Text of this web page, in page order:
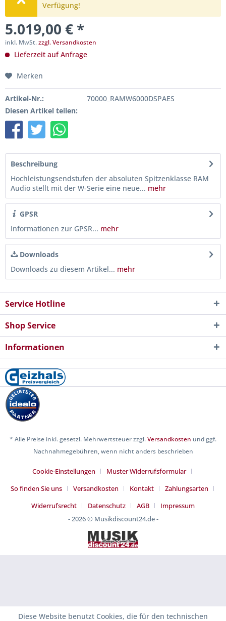
Verfügung!
5.019,00 € *
inkl. MwSt.zzgl. Versandkosten
Lieferzeit auf Anfrage
Merken
Artikel-Nr.:
70000_RAMW6000DSPAES
Diesen Artikel teilen:
Beschreibung
Hochleistungsendstufen der absoluten Spitzenklasse RAM
Audio stellt mit der W-Serie eine neue... mehr
GPSR
Informationen zur GPSR... mehr
Downloads
Downloads zu diesem Artikel... mehr
Service Hotline
Shop Service
Informationen
* Alle Preise inkl. gesetzl. Mehrwertsteuer zzgl.Versandkosten und ggf.
Nachnahmegebühren, wenn nicht anders beschrieben
Cookie-Einstellungen
Muster Widerrufsformular
So finden Sie uns
Versandkosten Kontakt
Zahlungsarten
Widerrufsrecht
Datenschutz AGB
Impressum
- 2026 © Musikdiscount24.de -
Diese Website benutzt Cookies, die für den technischen